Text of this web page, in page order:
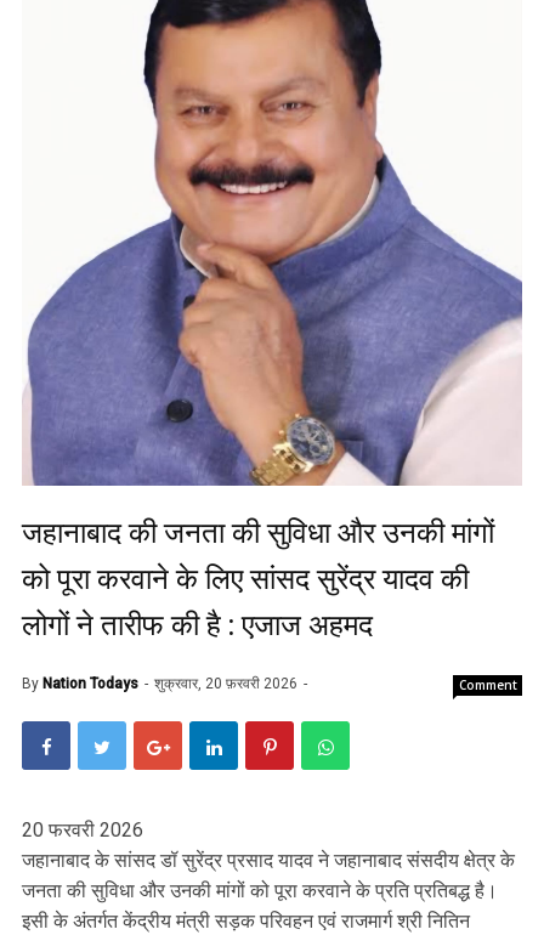
जहानाबाद की जनता की सुविधा और उनकी मांगों
को पूरा करवाने के लिए सांसद सुरेंद्र यादव की
लोगों ने तारीफ की है : एजाज अहमद
By Nation Todays शुक्रवार, 20 फ़रवरी 2026 Comment
20 फरवरी 2026
जहानाबाद के सांसद डॉ सुरेंद्र प्रसाद यादव ने जहानाबाद संसदीय क्षेत्र के
जनता की सुविधा और उनकी मांगों को पूरा करवाने के प्रति प्रतिबद्ध है।
इसी के अंतर्गत केंद्रीय मंत्री सड़क परिवहन एवं राजमार्ग श्री नितिन